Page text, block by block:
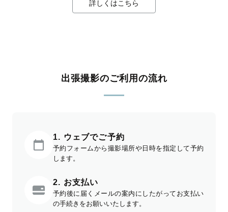
詳しくはこちら
出張撮影のご利用の流れ
1. ウェブでご予約
予約フォームから撮影場所や日時を指定して予約
します。
2. お支払い
予約後に届くメールの案内にしたがってお支払い
の手続きをお願いいたします。